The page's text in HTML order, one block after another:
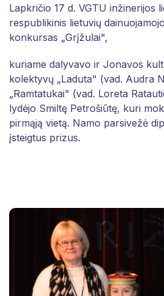
Lapkričio 17 d. VGTU inžinerijos
respublikinis lietuvių
konkursas „Grįžulai",
kuriame dalyvavo ir Jonavos
kolektyvų „Laduta" (vad. Audra
„Ramtatukai" (vad. Loreta
lydėjo Smiltę Petrošiūtę, kuri
pirmąją vietą. Namo parsivežė
įsteigtus prizus.